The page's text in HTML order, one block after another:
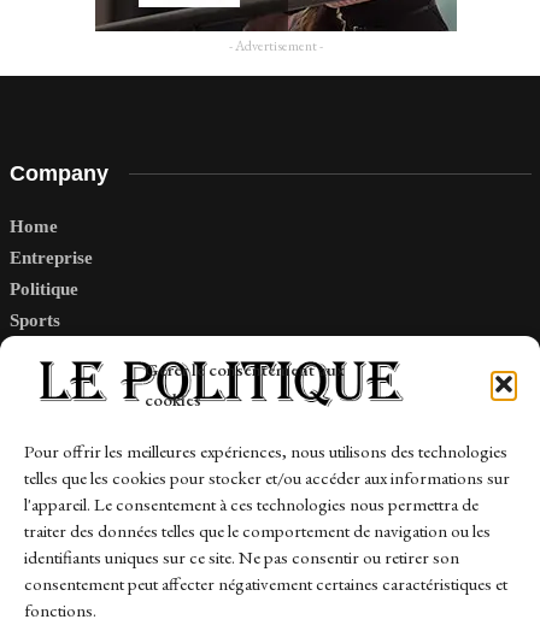
Gérer le consentement aux
cookies
Pour offrir les meilleures expériences, nous utilisons des technologies
telles que les cookies pour stocker et/ou accéder aux informations sur
l'appareil. Le consentement à ces technologies nous permettra de
traiter des données telles que le comportement de navigation ou les
identifiants uniques sur ce site. Ne pas consentir ou retirer son
consentement peut affecter négativement certaines caractéristiques et
fonctions.
- Advertisement -
Company
Home
Entreprise
Politique
Sports
Links
Contact
Sitemap